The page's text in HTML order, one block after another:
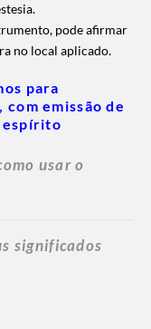
pode afirmar
no local aplicado.
para
emissão de
espírito
usar o
significados